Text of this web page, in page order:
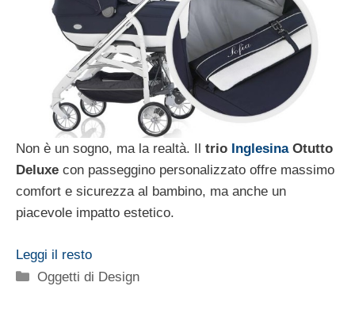
Non è un sogno, ma la realtà. Il trio InglesinaOtutto
Deluxe con passeggino personalizzato offre massimo
comfort e sicurezza al bambino, ma anche un
piacevole impatto estetico.
Leggi il resto
Categorie
Oggetti di Design